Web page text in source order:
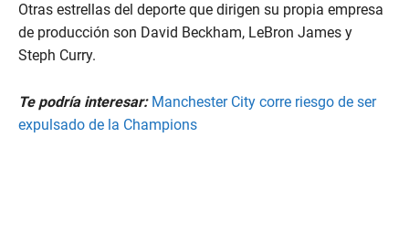
Otras estrellas del deporte que dirigen su propia empresa
de producción son David Beckham, LeBron James y
Steph Curry.
Te podría interesar: Manchester City corre riesgo de ser
expulsado de la Champions